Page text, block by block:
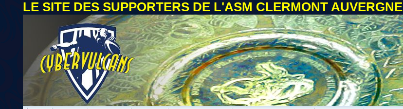
LE SITE DES SUPPORTERS DE L'ASM CLERMONT AUVERGNE